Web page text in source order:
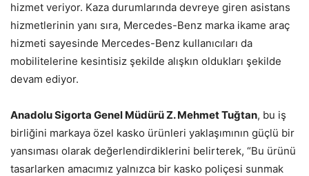
hizmet veriyor. Kaza durumlarında devreye giren asistans
hizmetlerinin yanı sıra, Mercedes-Benz marka ikame araç
hizmeti sayesinde Mercedes-Benz kullanıcıları da
mobilitelerine kesintisiz şekilde alışkın oldukları şekilde
devam ediyor.
Anadolu Sigorta Genel Müdürü Z. Mehmet Tuğtan, bu iş
birliğini markaya özel kasko ürünleri yaklaşımının güçlü bir
yansıması olarak değerlendirdiklerini belirterek, “Bu ürünü
tasarlarken amacımız yalnızca bir kasko poliçesi sunmak